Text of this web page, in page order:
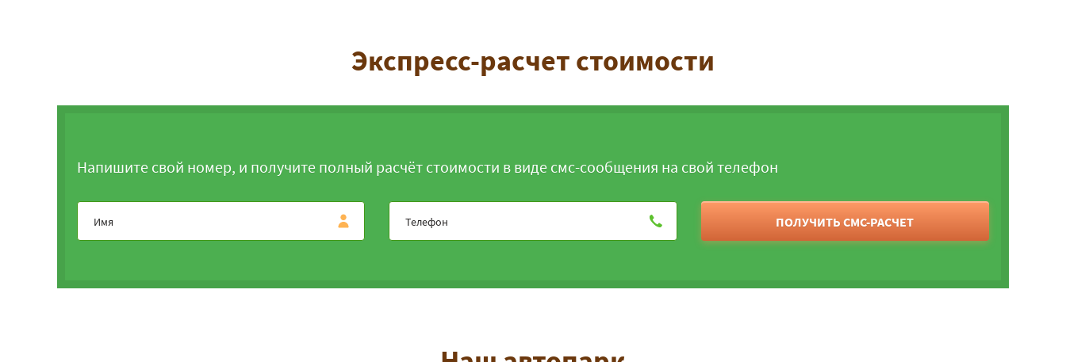
Экспресс-расчет стоимости
Напишите свой номер, и получите полный расчёт стоимости в виде смс-сообщения на свой телефон
ПОЛУЧИТЬ СМС-РАСЧЕТ